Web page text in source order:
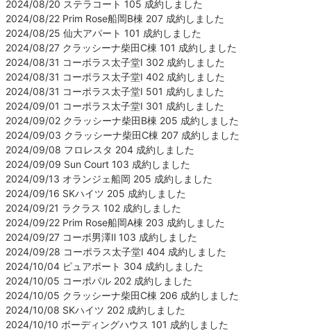
2024/08/20 ステラコート 105 成約しました
2024/08/22 Prim Rose船岡B棟 207 成約しました
2024/08/25 仙大アパート 101 成約しました
2024/08/27 クラッシーナ柴田C棟 101 成約しました
2024/08/31 コーポラス太子堂Ⅰ 302 成約しました
2024/08/31 コーポラス太子堂Ⅰ 402 成約しました
2024/08/31 コーポラス太子堂Ⅰ 501 成約しました
2024/09/01 コーポラス太子堂Ⅰ 301 成約しました
2024/09/02 クラッシーナ柴田B棟 205 成約しました
2024/09/03 クラッシーナ柴田C棟 207 成約しました
2024/09/08 フロレスタ 204 成約しました
2024/09/09 Sun Court 103 成約しました
2024/09/13 オランジェ船岡 205 成約しました
2024/09/16 SKハイツ 205 成約しました
2024/09/21 ラクラス 102 成約しました
2024/09/22 Prim Rose船岡A棟 203 成約しました
2024/09/27 コーポ男澤Ⅱ 103 成約しました
2024/09/28 コーポラス太子堂Ⅰ 404 成約しました
2024/10/04 ピュアポート 304 成約しました
2024/10/05 コーポパル 202 成約しました
2024/10/05 クラッシーナ柴田C棟 206 成約しました
2024/10/08 SKハイツ 202 成約しました
2024/10/10 ボーディングハウス 101 成約しました